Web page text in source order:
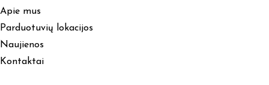
Apie mus
Parduotuvių lokacijos
Naujienos
Kontaktai